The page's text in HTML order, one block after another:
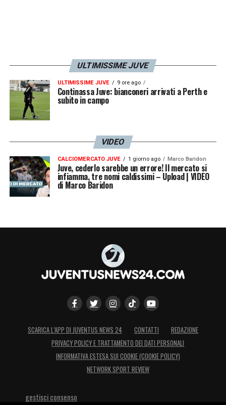
ULTIMISSIME JUVE
ULTIMISSIME JUVE 9 ore ago
Continassa Juve: bianconeri arrivati a Perth e
subito in campo
VIDEO
CALCIOMERCATO JUVE 1 giorno ago Marco Baridon
Juve, cederlo sarebbe un errore! Il mercato si
infiamma, tre nomi caldissimi – Upload | VIDEO
di Marco Baridon
SCARICA L’APP DI JUVENTUS NEWS 24 CONTATTI
REDAZIONE
PRIVACY POLICY E TRATTAMENTO DEI DATI PERSONALI
INFORMATIVA ESTESA SUI COOKIE (COOKIE POLICY)
NETWORK SPORT REVIEW
gestisci consenso